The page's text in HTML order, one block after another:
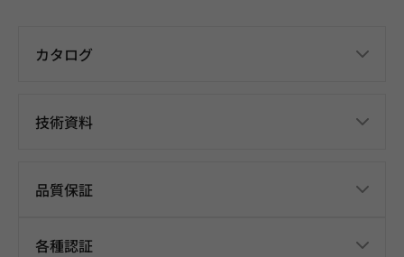
カタログ
技術資料
品質保証
各種認証